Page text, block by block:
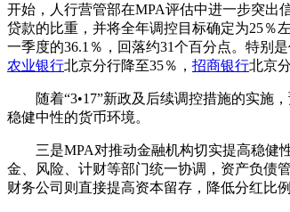
开始，人行营管部在MPA评估中进一步突出
贷款的比重，并将全年调控目标确定为25％
一季度的36.1％，回落约31个百分点。特别
农业银行北京分行降至35％， 招商银行北京
随着“3•17”新政及后续调控措施的实施，
稳健中性的货币环境。
三是MPA对推动金融机构切实提高稳健性
金、风险、计财等部门统一协调，资产负债
财务公司则直接提高资本留存，降低分红比例